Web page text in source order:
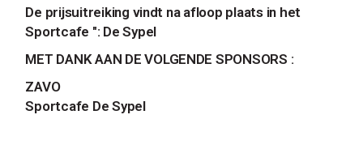
De prijsuitreiking vindt na afloop plaats in het
Sportcafe ": De Sypel
MET DANK AAN DE VOLGENDE SPONSORS :
ZAVO
Sportcafe De Sypel